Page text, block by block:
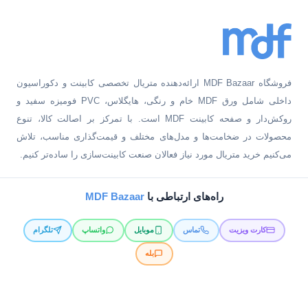
فروشگاه MDF Bazaar ارائه‌دهنده متریال تخصصی کابینت و دکوراسیون
داخلی شامل ورق MDF خام و رنگی، هایگلاس، PVC فومیزه سفید و
روکش‌دار و صفحه کابینت MDF است. با تمرکز بر اصالت کالا، تنوع
محصولات در ضخامت‌ها و مدل‌های مختلف و قیمت‌گذاری مناسب، تلاش
می‌کنیم خرید متریال مورد نیاز فعالان صنعت کابینت‌سازی را ساده‌تر کنیم.
راه‌های ارتباطی باMDF Bazaar
کارت ویزیت تماس موبایل واتساپ تلگرام
بله